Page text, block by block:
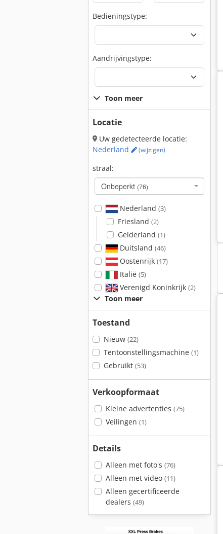
Bedieningstype:
Aandrijvingstype:
Toon meer
Locatie
Uw gedetecteerde locatie:
Nederland
(wijzigen)
straal:
Onbeperkt (76)
Nederland (3)
Friesland (2)
Gelderland (1)
Duitsland (46)
Oostenrijk (17)
Italië (5)
Verenigd Koninkrijk (2)
Toon meer
Toestand
Nieuw (22)
Tentoonstellingsmachine (1)
Gebruikt (53)
Verkoopformaat
Kleine advertenties (75)
Veilingen (1)
Details
Alleen met foto's (76)
Alleen met video (11)
Alleen gecertificeerde
dealers (49)
Jcb 8045 Zts